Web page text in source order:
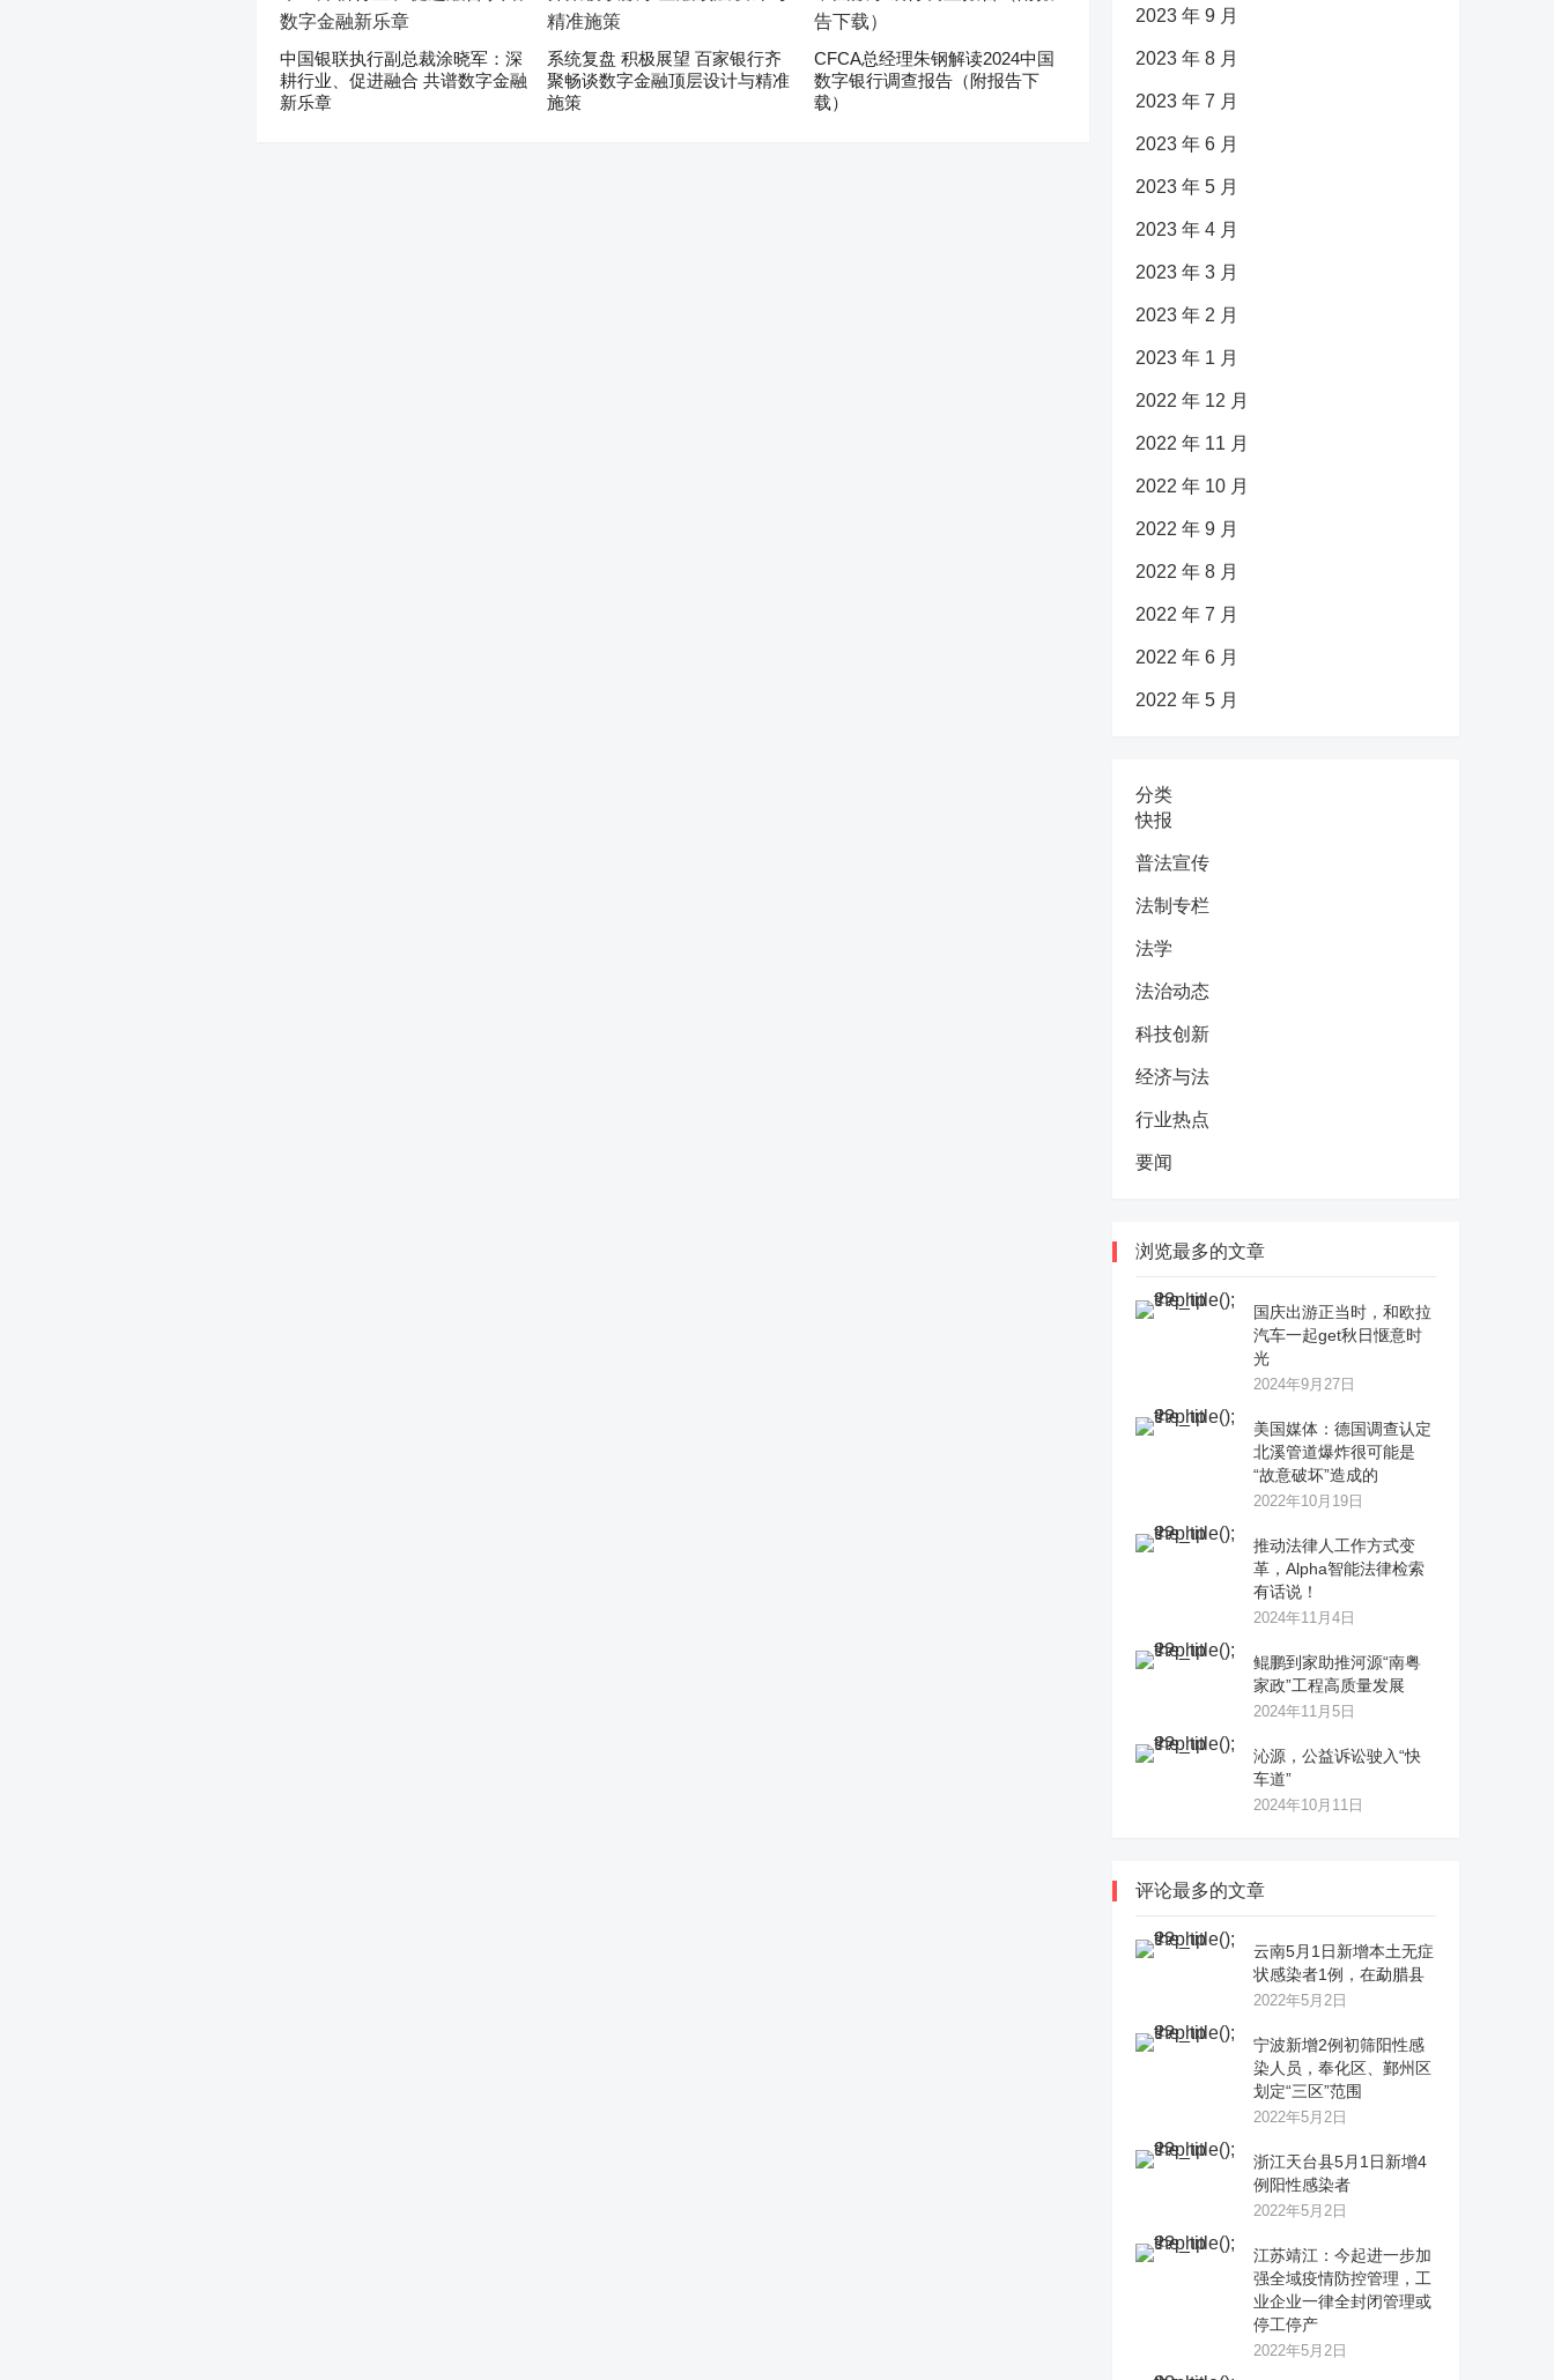
中国银联执行副总裁涂晓军：深
耕行业、促进融合 共谱数字金融
新乐章
系统复盘 积极展望 百家银行齐
聚畅谈数字金融顶层设计与精准
施策
CFCA总经理朱钢解读2024中国
数字银行调查报告（附报告下
载）
2023 年 9 月
2023 年 8 月
2023 年 7 月
2023 年 6 月
2023 年 5 月
2023 年 4 月
2023 年 3 月
2023 年 2 月
2023 年 1 月
2022 年 12 月
2022 年 11 月
2022 年 10 月
2022 年 9 月
2022 年 8 月
2022 年 7 月
2022 年 6 月
2022 年 5 月
分类
快报
普法宣传
法制专栏
法学
法治动态
科技创新
经济与法
行业热点
要闻
浏览最多的文章
国庆出游正当时，和欧拉
汽车一起get秋日惬意时
光
2024年9月27日
美国媒体：德国调查认定
北溪管道爆炸很可能是
“故意破坏”造成的
2022年10月19日
推动法律人工作方式变
革，Alpha智能法律检索
有话说！
2024年11月4日
鲲鹏到家助推河源“南粤
家政”工程高质量发展
2024年11月5日
沁源，公益诉讼驶入“快
车道”
2024年10月11日
评论最多的文章
云南5月1日新增本土无症
状感染者1例，在勐腊县
2022年5月2日
宁波新增2例初筛阳性感
染人员，奉化区、鄞州区
划定“三区”范围
2022年5月2日
浙江天台县5月1日新增4
例阳性感染者
2022年5月2日
江苏靖江：今起进一步加
强全域疫情防控管理，工
业企业一律全封闭管理或
停工停产
2022年5月2日